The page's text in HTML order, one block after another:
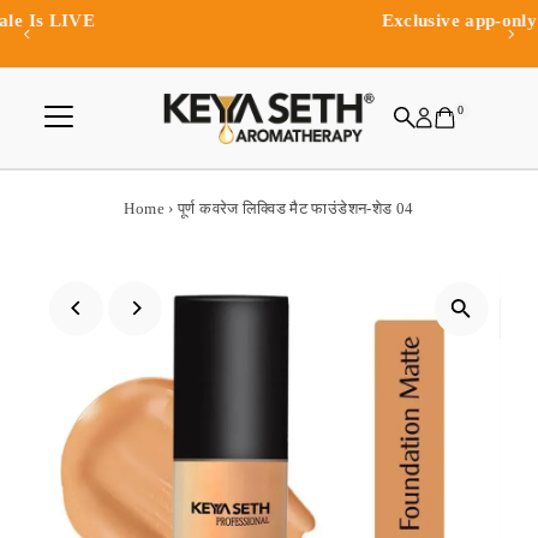
Skip to content Exclusive app-only offers and rewards
0
Home › पूर्ण कवरेज लिक्विड मैट फाउंडेशन-शेड 04